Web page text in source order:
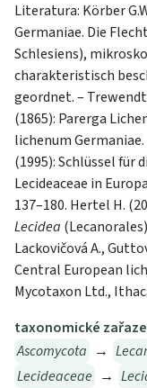
Literatura: Körber
Germaniae. Die
Schlesiens),
charakteristisch
geordnet. – Trewendt
(1865): Parerga
lichenum
(1995): Schlüssel für
Lecideaceae in
137–180. Hertel H.
Lecidea
Lackovičová A.,
Central European
Mycotaxon Ltd.,
taxonomické
Ascomycota →
Lecideaceae →